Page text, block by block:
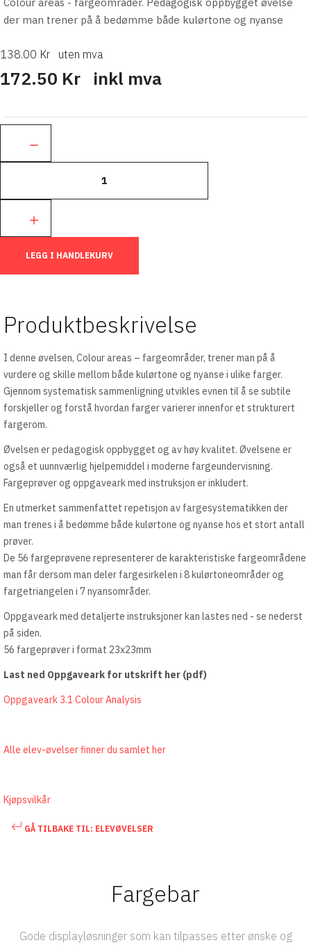
der man trener på å bedømme både kulørtone og nyanse
138.00 Kr uten mva
172.50 Kr inkl mva
LEGG I HANDLEKURV
Produktbeskrivelse
I denne øvelsen, Colour areas – fargeområder, trener man på å
vurdere og skille mellom både kulørtone og nyanse i ulike farger.
Gjennom systematisk sammenligning utvikles evnen til å se subtile
forskjeller og forstå hvordan farger varierer innenfor et strukturert
fargerom.
Øvelsen er pedagogisk oppbygget og av høy kvalitet. Øvelsene er
også et uunnværlig hjelpemiddel i moderne fargeundervisning.
Fargeprøver og oppgaveark med instruksjon er inkludert.
En utmerket sammenfattet repetisjon av fargesystematikken der
man trenes i å bedømme både kulørtone og nyanse hos et stort antall
prøver.
De 56 fargeprøvene representerer de karakteristiske fargeområdene
man får dersom man deler fargesirkelen i 8 kulørtoneområder og
fargetriangelen i 7 nyansområder.
Oppgaveark med detaljerte instruksjoner kan lastes ned - se nederst
på siden.
56 fargeprøver i format 23x23mm
Last ned Oppgaveark for utskrift her (pdf)
Oppgaveark 3.1 Colour Analysis
Alle elev-øvelser finner du samlet her
Kjøpsvilkår
GÅ TILBAKE TIL: ELEVØVELSER
Fargebar
Gode displayløsninger som kan tilpasses etter ønske og